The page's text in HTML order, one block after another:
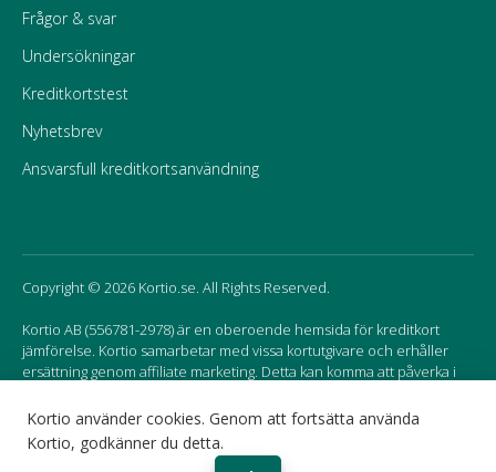
Kortio använder cookies. Genom att fortsätta använda
Kortio, godkänner du detta.
Frågor & svar
Undersökningar
Kreditkortstest
Nyhetsbrev
Ansvarsfull kreditkortsanvändning
Copyright © 2026 Kortio.se. All Rights Reserved.
Kortio AB (556781-2978) är en oberoende hemsida för kreditkort
jämförelse. Kortio samarbetar med vissa kortutgivare och erhåller
ersättning genom affiliate marketing. Detta kan komma att påverka i
Norway